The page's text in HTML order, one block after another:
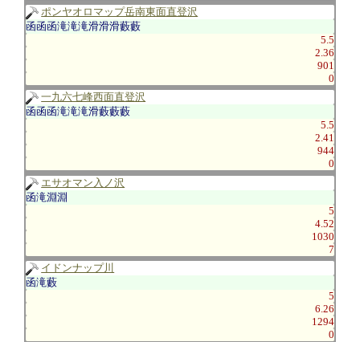
ポンヤオロマップ岳南東面直登沢
函函函滝滝滝滑滑滑藪藪
5.5
2.36
901
0
一九六七峰西面直登沢
函函函滝滝滝滑藪藪藪
5.5
2.41
944
0
エサオマン入ノ沢
函滝淵淵
5
4.52
1030
7
イドンナップ川
函滝藪
5
6.26
1294
0